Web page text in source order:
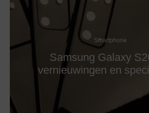
Smartphone
Samsung Galaxy
vernieuwingen en